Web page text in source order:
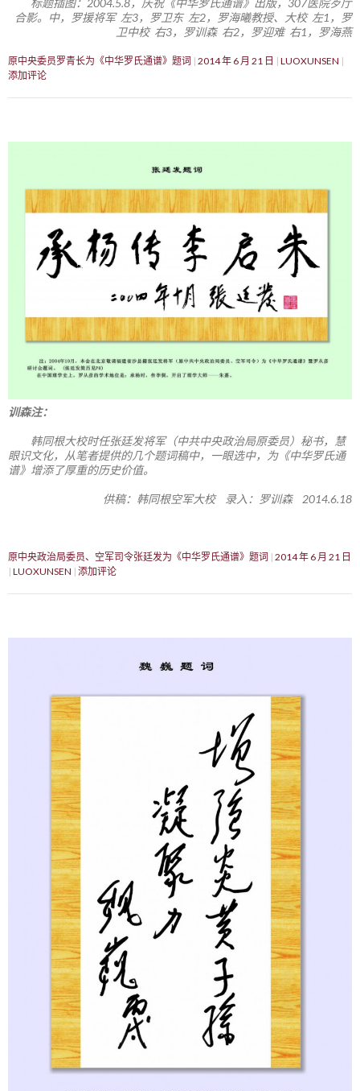
标题插图：2004.5.8，庆祝《中华罗氏通谱》出版，307医院歺厅
合影。中，罗援将军 左3，罗卫东 左2，罗海曦教授、大校 左1，罗
卫中校 右3，罗训森 右2，罗迎难 右1，罗海燕
原中央委员罗青长为《中华罗氏通谱》题词 2014 年 6 月 21 日
LUOXUNSEN
添加评论
训森注：
韩同根大校时任张廷发将军（中共中央政治局原委员）秘书，慧
眼识文化，从笔者提供的几个题词稿中，一眼选中，为《中华罗氏通
谱》增添了厚重的历史价值。
供稿：韩同根空军大校 录入：罗训森 2014.6.18
原中央政治局委员、空军司令张廷发为《中华罗氏通谱》题词 2014 年 6 月 21 日
LUOXUNSEN 添加评论